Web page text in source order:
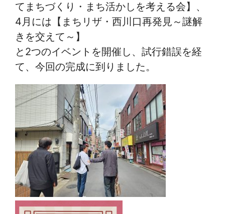
てまちづくり・まち活かしを考える会】、
4月には【まちリザ・西川口再発見～謎解
きを交えて～】
と2つのイベントを開催し、試行錯誤を経
て、今回の完成に到りました。